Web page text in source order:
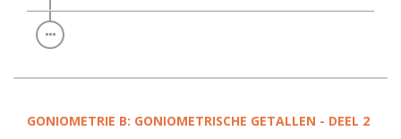
GONIOMETRIE B: GONIOMETRISCHE GETALLEN - DEEL 2